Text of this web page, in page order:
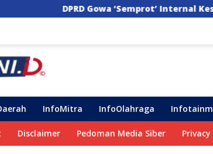
‘Semprot’ Internal Kesultanan: Keluarga
InfoMitra InfoOlahraga
Disclaimer Pedoman Media Siber Privacy